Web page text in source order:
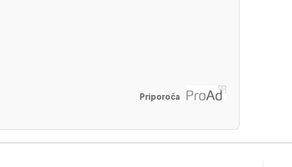
Priporoča